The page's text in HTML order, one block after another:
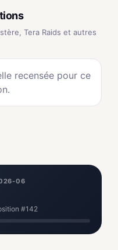
Tera Raids et autres
recensée pour ce
06
#142